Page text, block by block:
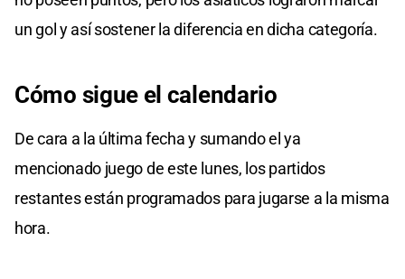
un gol y así sostener la diferencia en dicha categoría.
Cómo sigue el calendario
De cara a la última fecha y sumando el ya
mencionado juego de este lunes, los partidos
restantes están programados para jugarse a la misma
hora.